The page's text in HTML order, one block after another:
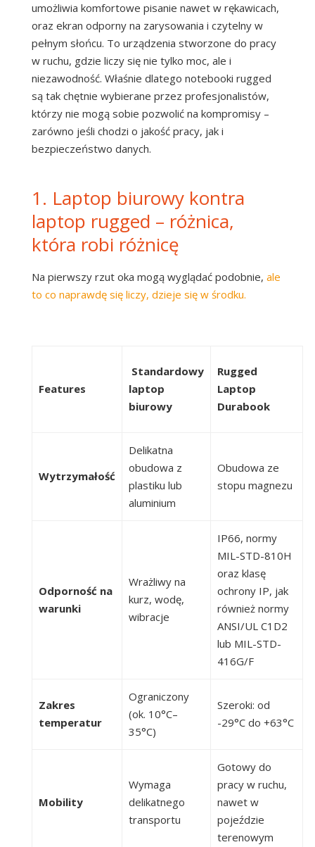
umożliwia komfortowe pisanie nawet w rękawicach,
oraz ekran odporny na zarysowania i czytelny w
pełnym słońcu. To urządzenia stworzone do pracy
w ruchu, gdzie liczy się nie tylko moc, ale i
niezawodność. Właśnie dlatego notebooki rugged
są tak chętnie wybierane przez profesjonalistów,
którzy nie mogą sobie pozwolić na kompromisy –
zarówno jeśli chodzi o jakość pracy, jak i
bezpieczeństwo danych.
1. Laptop biurowy kontra
laptop rugged – różnica,
która robi różnicę
Na pierwszy rzut oka mogą wyglądać podobnie, ale
to co naprawdę się liczy, dzieje się w środku.
Features
Standardowy
laptop
biurowy
Rugged
Laptop
Durabook
Wytrzymałość
Delikatna
obudowa z
plastiku lub
aluminium
Obudowa ze
stopu magnezu
Odporność na
warunki
Wrażliwy na
kurz, wodę,
wibracje
IP66, normy
MIL-STD-810H
oraz klasę
ochrony IP, jak
również normy
ANSI/UL C1D2
lub MIL-STD-
416G/F
Zakres
temperatur
Ograniczony
(ok. 10°C–
35°C)
Szeroki: od
-29°C do +63°C
Mobility
Wymaga
delikatnego
transportu
Gotowy do
pracy w ruchu,
nawet w
pojeździe
terenowym